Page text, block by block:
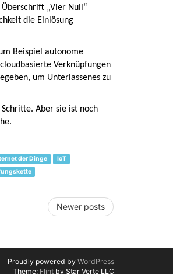
„Vier Null“
die Einlösung
Beispiel autonome
Verknüpfungen
um Unterlassenes zu
Aber sie ist noch
der Dinge
IoT
Newer posts
Proudly powered by WordPress
Theme: Flint by Star Verte LLC